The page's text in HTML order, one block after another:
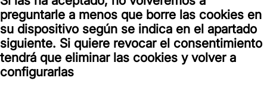
preguntarle a menos que borre las cookies en
su dispositivo según se indica en el apartado
siguiente. Si quiere revocar el consentimiento
tendrá que eliminar las cookies y volver a
configurarlas